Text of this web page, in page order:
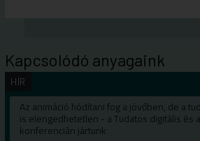
Kapcsolódó anyagaink
HÍR
Az animáció hódítani fog a jövőben, de a
is elengedhetetlen - a Tudatos digitális és
konferencián jártunk